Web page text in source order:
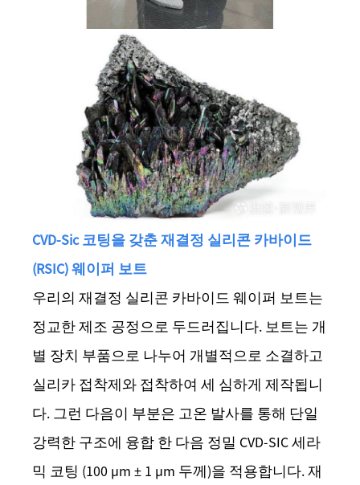
CVD-Sic 코팅을 갖춘 재결정 실리콘 카바이드
(RSIC) 웨이퍼 보트
우리의 재결정 실리콘 카바이드 웨이퍼 보트는
정교한 제조 공정으로 두드러집니다. 보트는 개
별 장치 부품으로 나누어 개별적으로 소결하고
실리카 접착제와 접착하여 세 심하게 제작됩니
다. 그런 다음이 부분은 고온 발사를 통해 단일
강력한 구조에 융합 한 다음 정밀 CVD-SIC 세라
믹 코팅 (100 µm ± 1 µm 두께)을 적용합니다. 재